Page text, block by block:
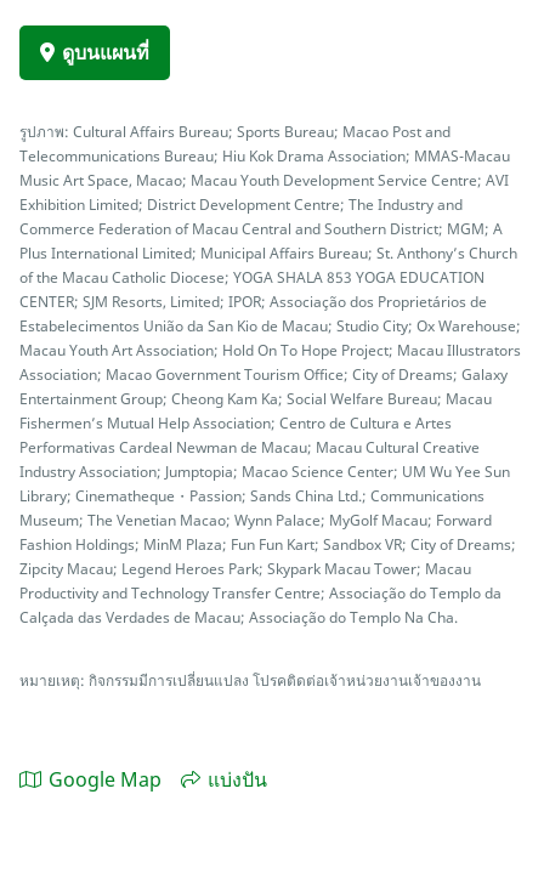
ดูบนแผนที่
รูปภาพ: Cultural Affairs Bureau; Sports Bureau; Macao Post and
Telecommunications Bureau; Hiu Kok Drama Association; MMAS-Macau
Music Art Space, Macao; Macau Youth Development Service Centre; AVI
Exhibition Limited; District Development Centre; The Industry and
Commerce Federation of Macau Central and Southern District; MGM; A
Plus International Limited; Municipal Affairs Bureau; St. Anthony’s Church
of the Macau Catholic Diocese; YOGA SHALA 853 YOGA EDUCATION
CENTER; SJM Resorts, Limited; IPOR; Associação dos Proprietários de
Estabelecimentos União da San Kio de Macau; Studio City; Ox Warehouse;
Macau Youth Art Association; Hold On To Hope Project; Macau Illustrators
Association; Macao Government Tourism Office; City of Dreams; Galaxy
Entertainment Group; Cheong Kam Ka; Social Welfare Bureau; Macau
Fishermen’s Mutual Help Association; Centro de Cultura e Artes
Performativas Cardeal Newman de Macau; Macau Cultural Creative
Industry Association; Jumptopia; Macao Science Center; UM Wu Yee Sun
Library; Cinematheque・Passion; Sands China Ltd.; Communications
Museum; The Venetian Macao; Wynn Palace; MyGolf Macau; Forward
Fashion Holdings; MinM Plaza; Fun Fun Kart; Sandbox VR; City of Dreams;
Zipcity Macau; Legend Heroes Park; Skypark Macau Tower; Macau
Productivity and Technology Transfer Centre; Associação do Templo da
Calçada das Verdades de Macau; Associação do Templo Na Cha.
หมายเหตุ: กิจกรรมมีการเปลี่ยนแปลง โปรคติดต่อเจ้าหน่วยงานเจ้าของงาน
Google Map แบ่งปัน